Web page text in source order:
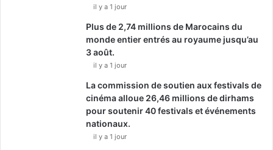
il y a 1 jour
Plus de 2,74 millions de Marocains du
monde entier entrés au royaume jusqu’au
3 août.
il y a 1 jour
La commission de soutien aux festivals de
cinéma alloue 26,46 millions de dirhams
pour soutenir 40 festivals et événements
nationaux.
il y a 1 jour